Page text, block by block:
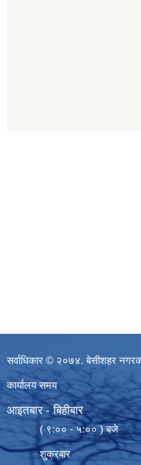
सर्वाधिकार © २०७४. बेसीशहर
कार्यालय समय
आइतबार - बिहीबार
( ९:०० - ५:०० ) बजे
शुक्रबार